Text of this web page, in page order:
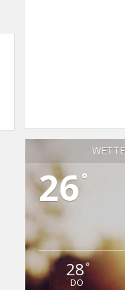
26°
28°
DO